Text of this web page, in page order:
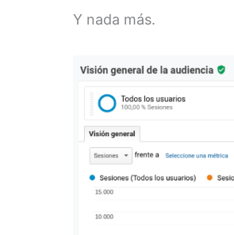
Y nada más.